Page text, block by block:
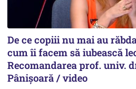
De ce copiii nu mai au
cum îi facem să iubească
Recomandarea prof. univ.
Pânișoară / video